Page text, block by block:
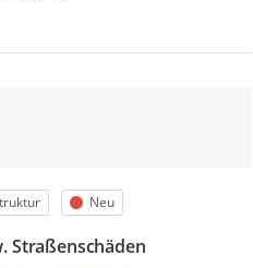
Status
Neu
Straßenschäden